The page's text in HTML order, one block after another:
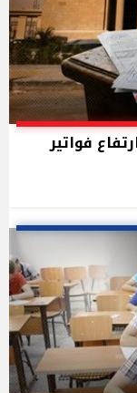
فواتير